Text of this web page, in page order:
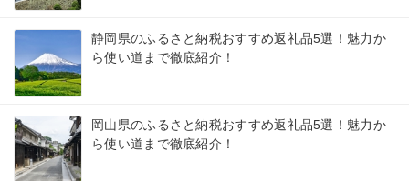
静岡県のふるさと納税おすすめ返礼品5選！魅力か
ら使い道まで徹底紹介！
岡山県のふるさと納税おすすめ返礼品5選！魅力か
ら使い道まで徹底紹介！